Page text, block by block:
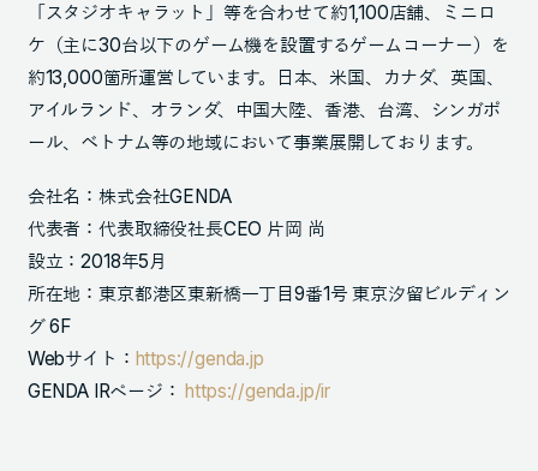
「スタジオキャラット」等を合わせて約1,100店舗、ミニロ
ケ（主に30台以下のゲーム機を設置するゲームコーナー）を
約13,000箇所運営しています。日本、米国、カナダ、英国、
アイルランド、オランダ、中国大陸、香港、台湾、シンガポ
ール、ベトナム等の地域において事業展開しております。
会社名：株式会社GENDA
代表者：代表取締役社長CEO 片岡 尚
設立：2018年5月
所在地：東京都港区東新橋一丁目9番1号 東京汐留ビルディン
グ 6F
Webサイト： https://genda.jp
GENDA IRページ： https://genda.jp/ir